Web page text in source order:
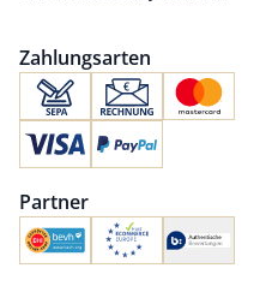
Zahlungsarten
Partner